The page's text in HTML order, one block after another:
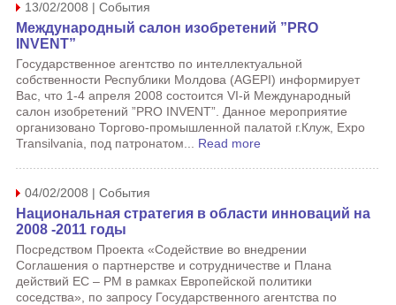
13/02/2008 | События
Международный салон изобретений ”PRO
INVENT”
Государственное агентство по интеллектуальной
собственности Республики Молдова (AGEPI) информирует
Вас, что 1-4 апреля 2008 состоится VI-й Международный
салон изобретений ”PRO INVENT”. Данное мероприятие
организовано Торгово-промышленной палатой г.Клуж, Expo
Transilvania, под патронатом... Read more
04/02/2008 | События
Национальная стратегия в области инноваций на
2008 -2011 годы
Посредством Проекта «Содействие во внедрении
Соглашения о партнерстве и сотрудничестве и Плана
действий ЕС – РМ в рамках Европейской политики
соседства», по запросу Государственного агентства по